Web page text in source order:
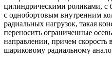
цилиндрическими роликами, с
с однобортовым внутренним
радиальных нагрузок, такая
переносить ограниченные
направлении, причем скорость
шариковому радиальному